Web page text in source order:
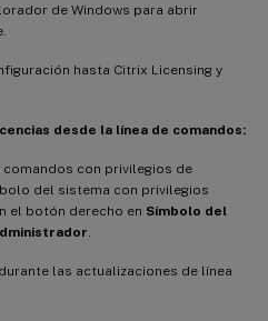
de Windows para abrir
hasta Citrix Licensing y
desde la línea de comandos:
comandos con privilegios de
del sistema con privilegios
el botón derecho en Símbolo del
las actualizaciones de línea